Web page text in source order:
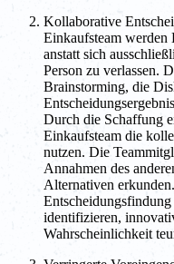
Kollaborative
Einkaufsteam
anstatt sich
Person zu verlassen.
Brainstorming, die
Durch die Schaffung
Einkaufsteam die
nutzen. Die
Annahmen des
Alternativen
identifizieren,
Wahrscheinlichkeit